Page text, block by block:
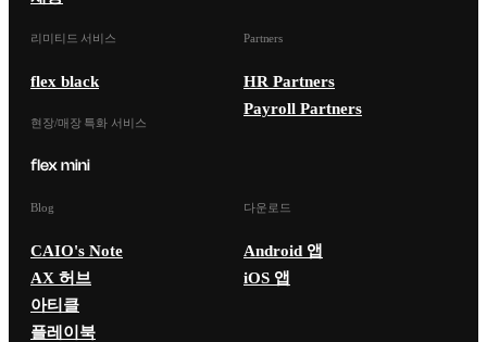
리미티드 서비스
flex black
현장/매장 특화 서비스
Partners
HR Partners
Payroll Partners
Blog
CAIO's Note
AX 허브
아티클
플레이북
다운로드
Android 앱
iOS 앱